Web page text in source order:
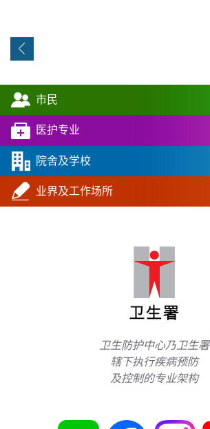
市民
医护专业
院舍及学校
业界及工作场所
卫生防护中心乃卫生署
辖下执行疾病预防
及控制的专业架构